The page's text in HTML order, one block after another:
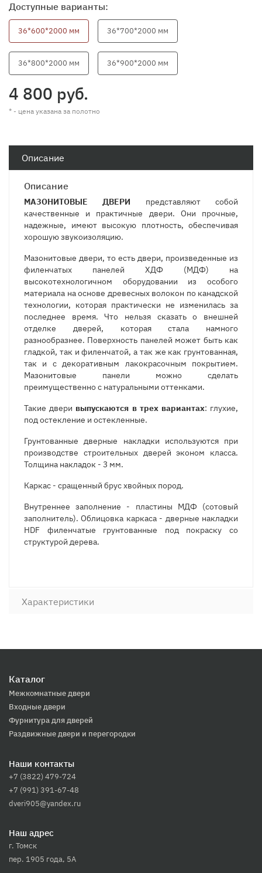
Доступные варианты:
36*600*2000 мм 36*700*2000 мм
36*800*2000 мм 36*900*2000 мм
4 800 руб.
* - цена указана за полотно
Описание
Описание
МАЗОНИТОВЫЕ ДВЕРИ представляют собой
качественные и практичные двери. Они прочные,
надежные, имеют высокую плотность, обеспечивая
хорошую звукоизоляцию.
Мазонитовые двери, то есть двери, произведенные из
филенчатых панелей ХДФ (МДФ) на
высокотехнологичном оборудовании из особого
материала на основе древесных волокон по канадской
технологии, которая практически не изменилась за
последнее время. Что нельзя сказать о внешней
отделке дверей, которая стала намного
разнообразнее. Поверхность панелей может быть как
гладкой, так и филенчатой, а так же как грунтованная,
так и с декоративным лакокрасочным покрытием.
Мазонитовые панели можно сделать
преимущественно с натуральными оттенками.
Такие двери выпускаются в трех вариантах: глухие,
под остекление и остекленные.
Грунтованные дверные накладки используются при
производстве строительных дверей эконом класса.
Толщина накладок - 3 мм.
Каркас - сращенный брус хвойных пород.
Внутреннее заполнение - пластины МДФ (сотовый
заполнитель). Облицовка каркаса - дверные накладки
HDF филенчатые грунтованные под покраску со
структурой дерева.
Характеристики
Каталог
Межкомнатные двери
Входные двери
Фурнитура для дверей
Раздвижные двери и перегородки
Наши контакты
+7 (3822) 479-724
+7 (991) 391-67-48
dveri905@yandex.ru
Наш адрес
г. Томск
пер. 1905 года, 5А